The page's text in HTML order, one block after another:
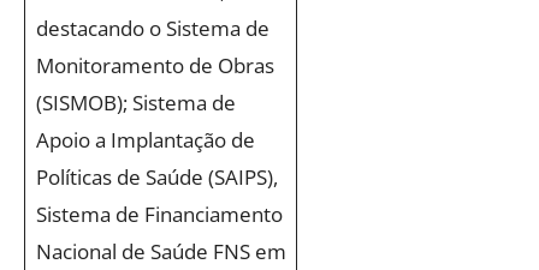
destacando o Sistema de
Monitoramento de Obras
(SISMOB); Sistema de
Apoio a Implantação de
Políticas de Saúde (SAIPS),
Sistema de Financiamento
Nacional de Saúde FNS em